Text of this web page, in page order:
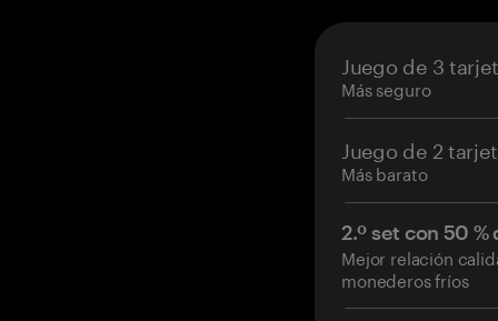
Juego de 3
Más seguro
Juego de 2
Más barato
2.º set con 50
Mejor relación
monederos fríos